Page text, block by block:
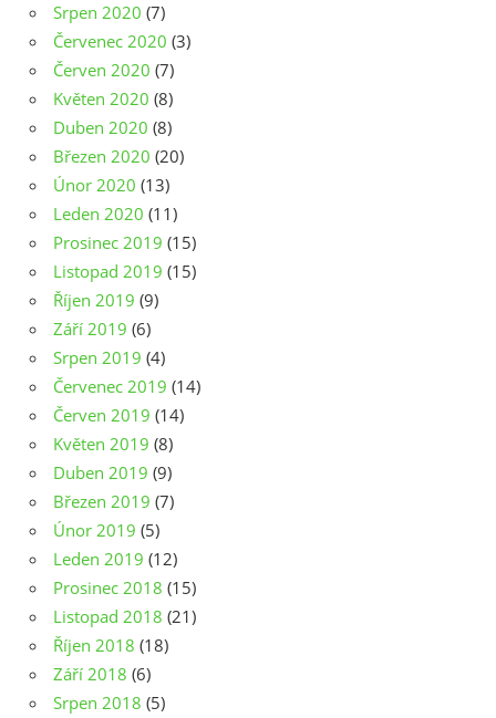
Srpen 2020 (7)
Červenec 2020 (3)
Červen 2020 (7)
Květen 2020 (8)
Duben 2020 (8)
Březen 2020 (20)
Únor 2020 (13)
Leden 2020 (11)
Prosinec 2019 (15)
Listopad 2019 (15)
Říjen 2019 (9)
Září 2019 (6)
Srpen 2019 (4)
Červenec 2019 (14)
Červen 2019 (14)
Květen 2019 (8)
Duben 2019 (9)
Březen 2019 (7)
Únor 2019 (5)
Leden 2019 (12)
Prosinec 2018 (15)
Listopad 2018 (21)
Říjen 2018 (18)
Září 2018 (6)
Srpen 2018 (5)